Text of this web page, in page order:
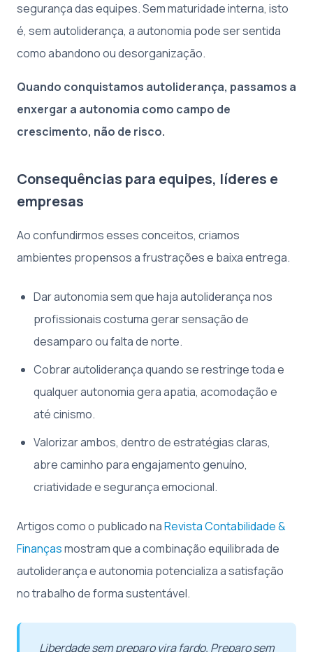
segurança das equipes. Sem maturidade interna, isto
é, sem autoliderança, a autonomia pode ser sentida
como abandono ou desorganização.
Quando conquistamos autoliderança, passamos a
enxergar a autonomia como campo de
crescimento, não de risco.
Consequências para equipes, líderes e
empresas
Ao confundirmos esses conceitos, criamos
ambientes propensos a frustrações e baixa entrega.
Dar autonomia sem que haja autoliderança nos
profissionais costuma gerar sensação de
desamparo ou falta de norte.
Cobrar autoliderança quando se restringe toda e
qualquer autonomia gera apatia, acomodação e
até cinismo.
Valorizar ambos, dentro de estratégias claras,
abre caminho para engajamento genuíno,
criatividade e segurança emocional.
Artigos como o publicado naRevista Contabilidade &
Finançasmostram que a combinação equilibrada de
autoliderança e autonomia potencializa a satisfação
no trabalho de forma sustentável.
Liberdade sem preparo vira fardo. Preparo sem